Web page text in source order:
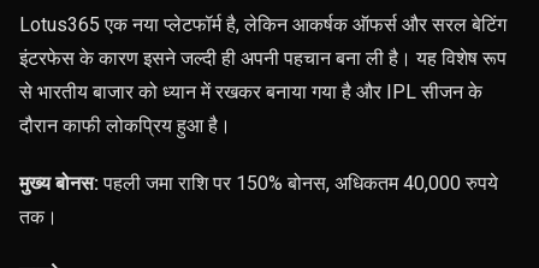
Lotus365 एक नया प्लेटफॉर्म है, लेकिन आकर्षक ऑफर्स और सरल बेटिंग
इंटरफेस के कारण इसने जल्दी ही अपनी पहचान बना ली है। यह विशेष रूप
से भारतीय बाजार को ध्यान में रखकर बनाया गया है और IPL सीजन के
दौरान काफी लोकप्रिय हुआ है।
मुख्य बोनस: पहली जमा राशि पर 150% बोनस, अधिकतम 40,000 रुपये
तक।